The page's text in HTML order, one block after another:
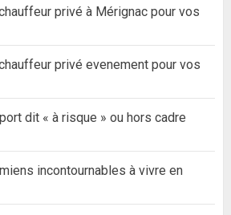
privé à Mérignac pour vos
privé evenement pour vos
dit « à risque » ou hors cadre
incontournables à vivre en